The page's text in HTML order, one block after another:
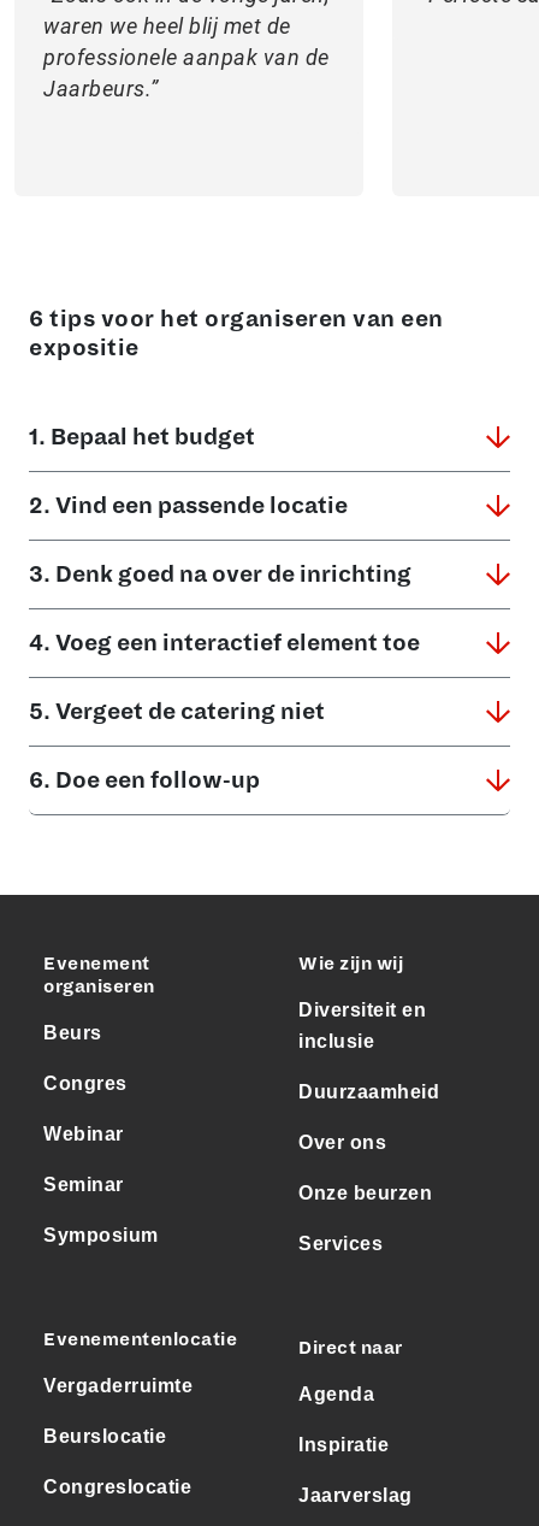
waren we heel blij met de
professionele aanpak van de
Jaarbeurs.
6 tips voor het organiseren van een
expositie
1. Bepaal het budget
2. Vind een passende locatie
3. Denk goed na over de inrichting
4. Voeg een interactief element toe
5. Vergeet de catering niet
6. Doe een follow-up
Evenement
organiseren
Beurs
Congres
Webinar
Seminar
Symposium
Evenementenlocatie
Vergaderruimte
Beurslocatie
Congreslocatie
Wie zijn wij
Diversiteit en
inclusie
Duurzaamheid
Over ons
Onze beurzen
Services
Direct naar
Agenda
Inspiratie
Jaarverslag